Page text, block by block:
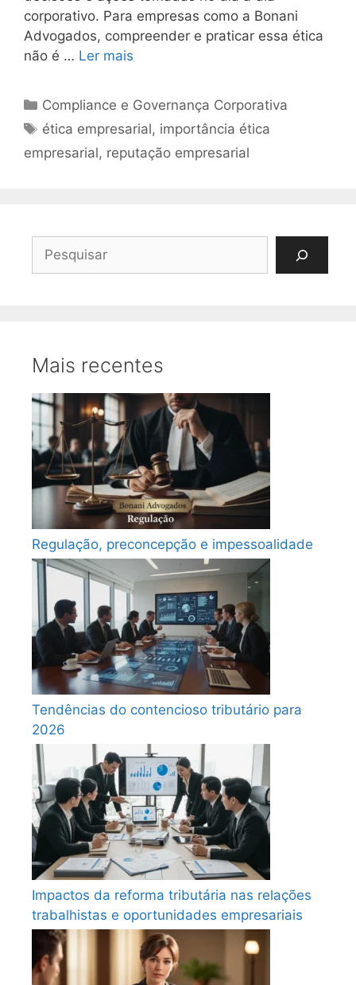
corporativo. Para empresas como a Bonani
Advogados, compreender e praticar essa ética
não é … Ler mais
Categorias
Compliance e Governança Corporativa
Tags
ética empresarial, importância ética
empresarial, reputação empresarial
Pesquisar
Mais recentes
Regulação, preconcepção e impessoalidade
Tendências do contencioso tributário para
2026
Impactos da reforma tributária nas relações
trabalhistas e oportunidades empresariais